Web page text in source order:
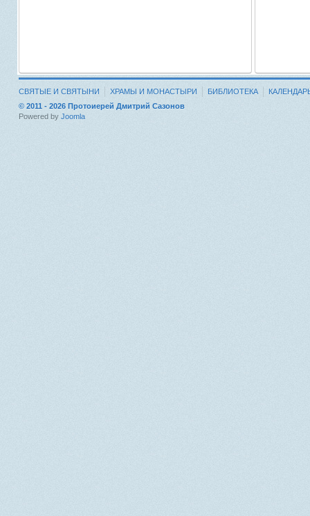
СВЯТЫЕ И СВЯТЫНИ ХРАМЫ И МОНАСТЫРИ БИБЛИОТЕКА
© 2011 - 2026 Протоиерей Дмитрий Сазонов
Powered by Joomla